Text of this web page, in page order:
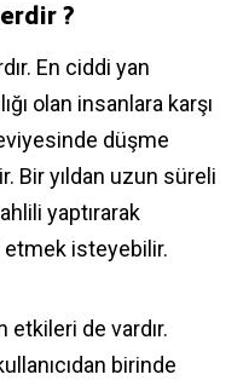
?
En ciddi yan
olan insanlara karşı
düşme
Bir yıldan uzun süreli
yaptırarak
isteyebilir.
etkileri de vardır.
birinde